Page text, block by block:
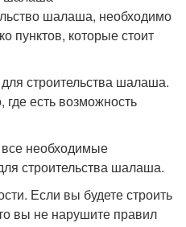
шалаша, необходимо
пунктов, которые стоит
строительства шалаша.
есть возможность
все необходимые
строительства шалаша.
Если вы будете строить
вы не нарушите правил